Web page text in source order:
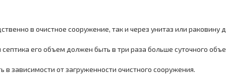
в очистное сооружение, так и через унитаз или раковину
его объем должен быть в три раза больше суточного
зависимости от загруженности очистного сооружения.